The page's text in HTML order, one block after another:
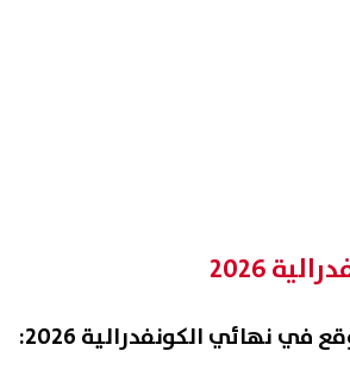
2026
نهائي الكونفدرالية 2026: